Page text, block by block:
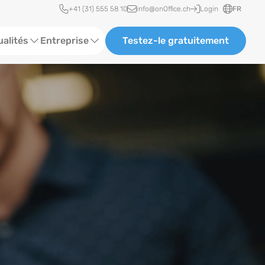
Accès rapide
+41 (31) 555 58 10 info@onOffice.ch Login FR
de statut
Entreprise
À propos de nous
Testez-le gratuitement